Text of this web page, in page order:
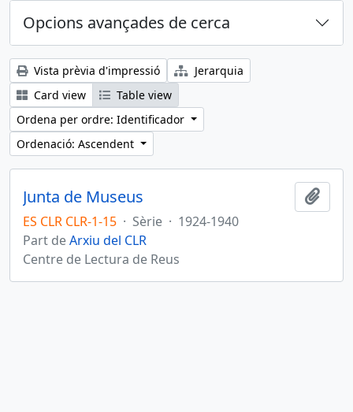
Opcions avançades de cerca
Vista prèvia d'impressió
Jerarquia
Card view
Table view
Ordena per ordre: Identificador
Ordenació: Ascendent
Junta de Museus
ES CLR CLR-1-15 · Sèrie · 1924-1940
Part deArxiu del CLR
Centre de Lectura de Reus